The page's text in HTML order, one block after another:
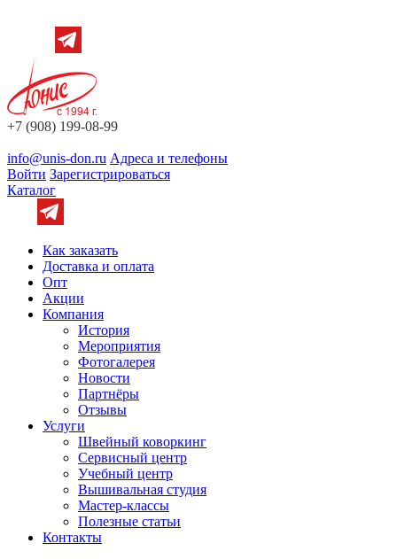
+7 (908) 199-08-99
info@unis-don.ru Адреса и телефоны
Войти Зарегистрироваться
Каталог
Как заказать
Доставка и оплата
Опт
Акции
Компания
История
Мероприятия
Фотогалерея
Новости
Партнёры
Отзывы
Услуги
Швейный коворкинг
Сервисный центр
Учебный центр
Вышивальная студия
Мастер-классы
Полезные статьи
Контакты